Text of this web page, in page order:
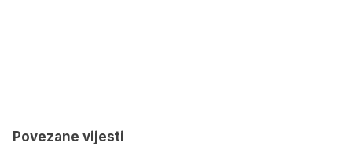
Povezane vijesti